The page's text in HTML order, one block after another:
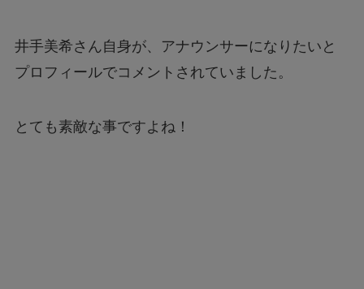
井手美希さん自身が、アナウンサーになりたいと
プロフィールでコメントされていました。
とても素敵な事ですよね！